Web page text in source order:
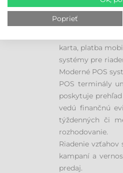
ČO JE TO
POS terminál
zákazníckych
karta, platba
systémy pre
Moderné POS
POS terminály
poskytuje
vedú finančnú
týždenných či
rozhodovanie.
Riadenie
kampaní a
predaj.
Poprieť